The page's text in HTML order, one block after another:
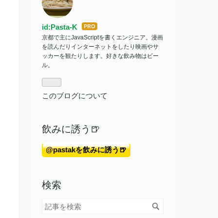
id:Pasta-K はて
なブ
ログ
京都で主にJavaScriptを書くエンジニア。漫画
を読んだりインターネットをしたり映画やサ
ッカーを観たりします。好きな飲み物はビー
ル。
このブログについて
飲みに誘う🍺
@pastakを飲みに誘う🍺
検索